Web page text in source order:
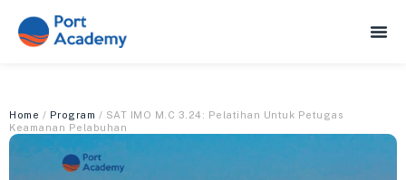
Home / Program / SAT IMO M.C 3.24: Pelatihan Untuk Petugas
Keamanan Pelabuhan